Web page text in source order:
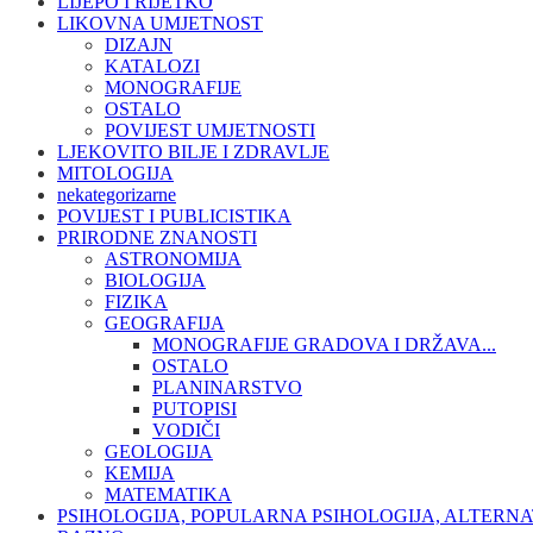
LIKOVNA UMJETNOST
DIZAJN
KATALOZI
MONOGRAFIJE
OSTALO
POVIJEST UMJETNOSTI
LJEKOVITO BILJE I ZDRAVLJE
MITOLOGIJA
nekategorizarne
POVIJEST I PUBLICISTIKA
PRIRODNE ZNANOSTI
ASTRONOMIJA
BIOLOGIJA
FIZIKA
GEOGRAFIJA
MONOGRAFIJE GRADOVA I DRŽAVA...
OSTALO
PLANINARSTVO
PUTOPISI
VODIČI
GEOLOGIJA
KEMIJA
MATEMATIKA
PSIHOLOGIJA, POPULARNA PSIHOLOGIJA,